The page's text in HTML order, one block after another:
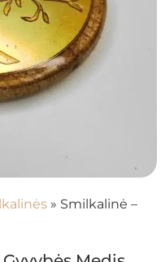
» Smilkalinė –